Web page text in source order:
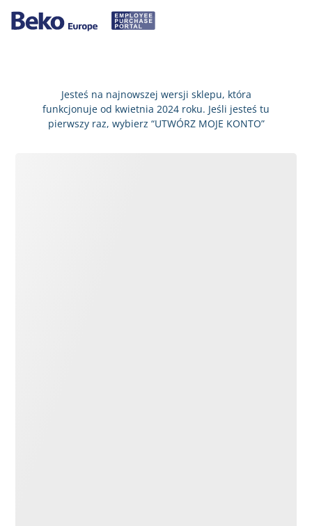
Jesteś na najnowszej wersji sklepu, która
funkcjonuje od kwietnia 2024 roku. Jeśli jesteś tu
pierwszy raz, wybierz “UTWÓRZ MOJE KONTO”